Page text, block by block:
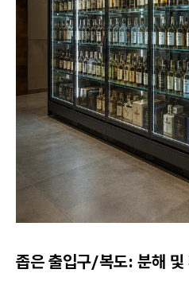
좁은 출입구/복도: 분해 및